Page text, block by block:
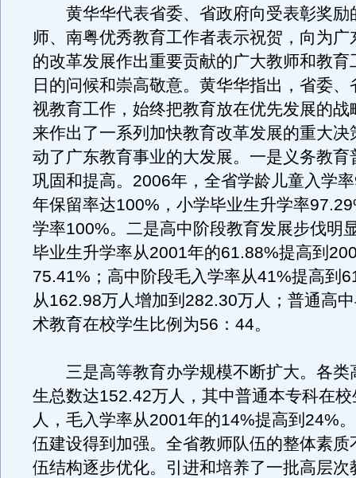
黄华华代表省委、省政府向受表彰奖励
师、南粤优秀教育工作者表示祝贺，向为广
的改革发展作出重要贡献的广大教师和教育
日的问候和崇高敬意。黄华华指出，省委、
视教育工作，始终把教育放在优先发展的战
来作出了一系列加快教育改革发展的重大决
动了广东教育事业的大发展。一是义务教育
巩固和提高。2006年，全省学龄儿童入学
年保留率达100%，小学毕业生升学率
学率100%。二是高中阶段教育发展步伐明
毕业生升学率从2001年的61.88%提高到
75.41%；高中阶段毛入学率从41%提高到
从162.98万人增加到282.30万人；普通高
术教育在校学生比例为56：44。
三是高等教育办学规模不断扩大。各类
生总数达152.42万人，其中普通本专科在
人，毛入学率从2001年的14%提高到24%
伍建设得到加强。全省教师队伍的整体素质
伍结构逐步优化。引进和培养了一批高层次